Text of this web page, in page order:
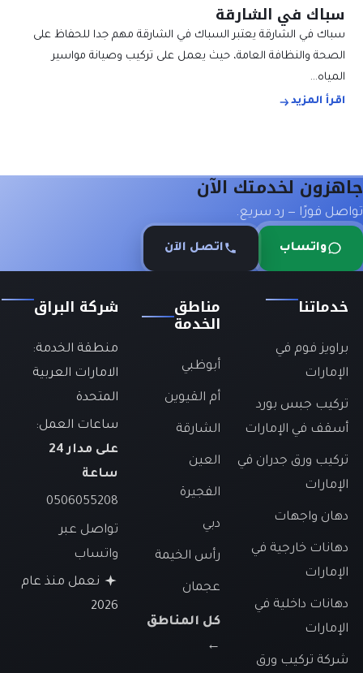
سباك في الشارقة
سباك في الشارقة يعتبر السباك في الشارقة مهم جدا للحفاظ على
الصحة والنظافة العامة، حيث يعمل على تركيب وصيانة مواسير
المياه…
اقرأ المزيد
جاهزون لخدمتك الآن
تواصل فورًا — رد سريع.
واتساب اتصل الآن
خدماتنا
براويز فوم في
الإمارات
تركيب جبس بورد
أسقف في الإمارات
تركيب ورق جدران في
الإمارات
دهان واجهات
دهانات خارجية في
الإمارات
دهانات داخلية في
الإمارات
شركة تركيب ورق
مناطق
الخدمة
أبوظبي
أم القيوين
الشارقة
العين
الفجيرة
دبي
رأس الخيمة
عجمان
كل المناطق
←
شركة البراق
منطقة الخدمة:
الامارات العربية
المتحدة
ساعات العمل:
على مدار 24
ساعة
0506055208
تواصل عبر
واتساب
نعمل منذ عام
2026